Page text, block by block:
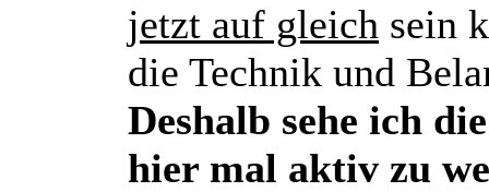
jetzt auf gleich sein
die Technik und
Deshalb sehe ich
hier mal aktiv zu